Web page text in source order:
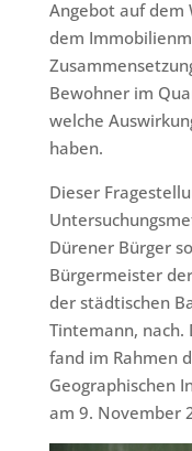
Angebot auf dem
dem
Bewohner im
welche
haben.
Dieser
Dürener Bürger
Bürgermeister
der städtischen
Tintemann, nach.
fand im Rahmen
Geographischen
am 9. November